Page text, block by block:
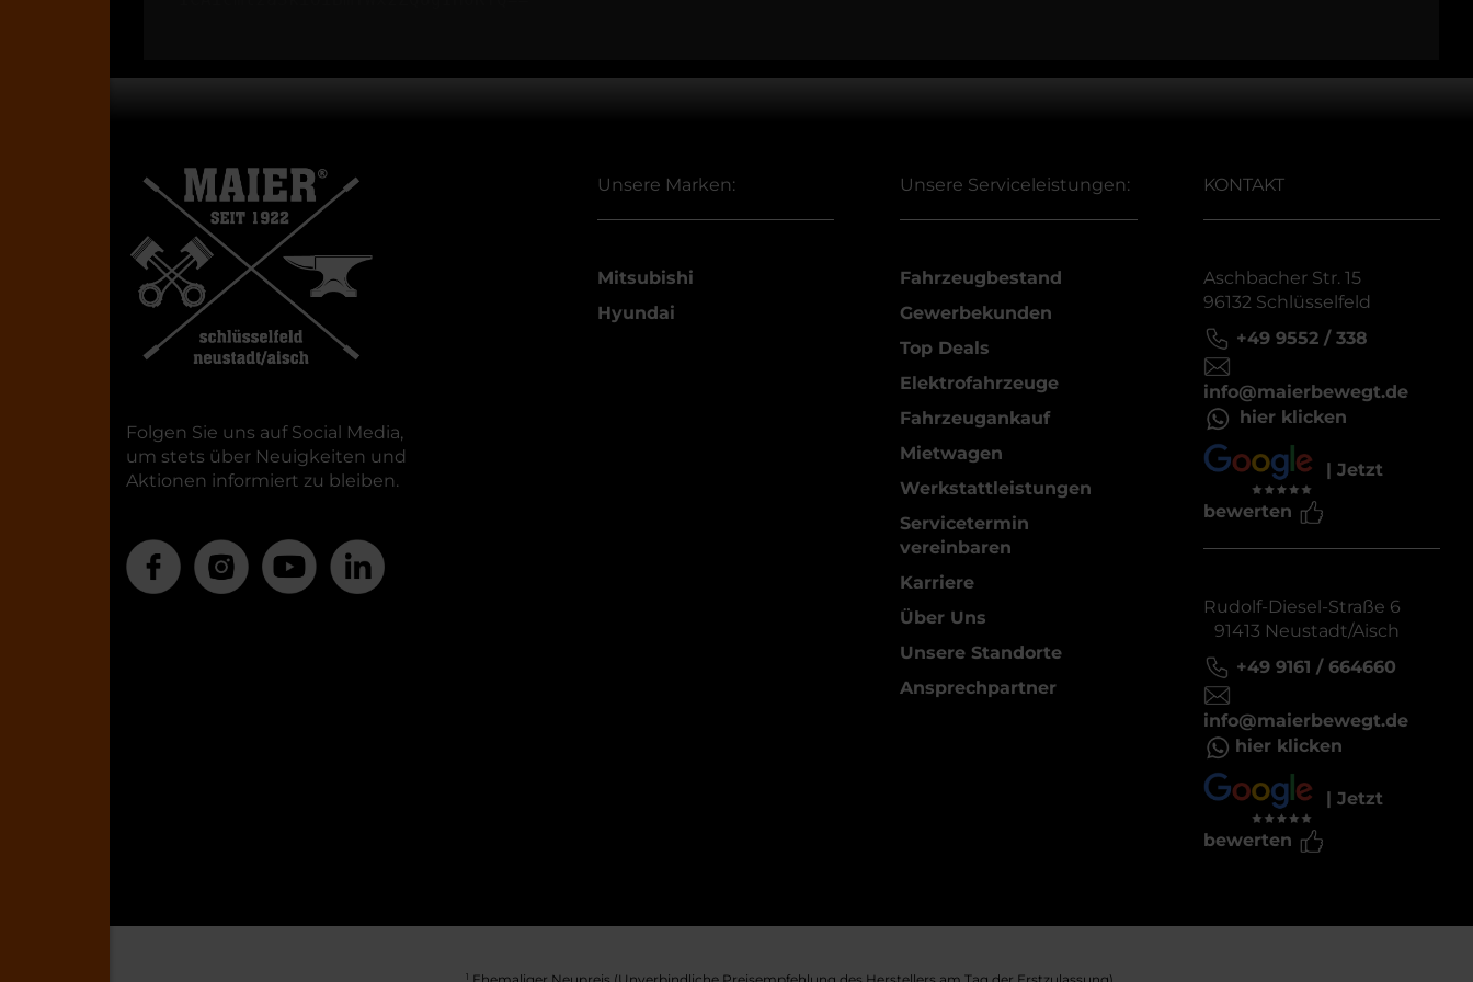
Folgen Sie uns auf Social Media,
um stets über Neuigkeiten und
Aktionen informiert zu bleiben.
Unsere Marken:
Mitsubishi
Hyundai
Unsere Serviceleistungen:
Fahrzeugbestand
Gewerbekunden
Top Deals
Elektrofahrzeuge
Fahrzeugankauf
Mietwagen
Werkstattleistungen
Servicetermin
vereinbaren
Karriere
Über Uns
Unsere Standorte
Ansprechpartner
KONTAKT
Aschbacher Str. 15
96132 Schlüsselfeld
+49 9552 / 338
info@maierbewegt.de
hier klicken
| Jetzt
bewerten
Rudolf-Diesel-Straße 6
91413 Neustadt/Aisch
+49 9161 / 664660
info@maierbewegt.de
hier klicken
| Jetzt
bewerten
1